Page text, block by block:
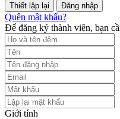
Đăng nhập
Quên mật khẩu?
Để đăng ký thành viên, bạn
Giới tính